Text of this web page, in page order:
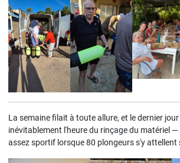
La semaine filait à toute allure, et le dernier
inévitablement l'heure du rinçage du matériel —
assez sportif lorsque 80 plongeurs s'y